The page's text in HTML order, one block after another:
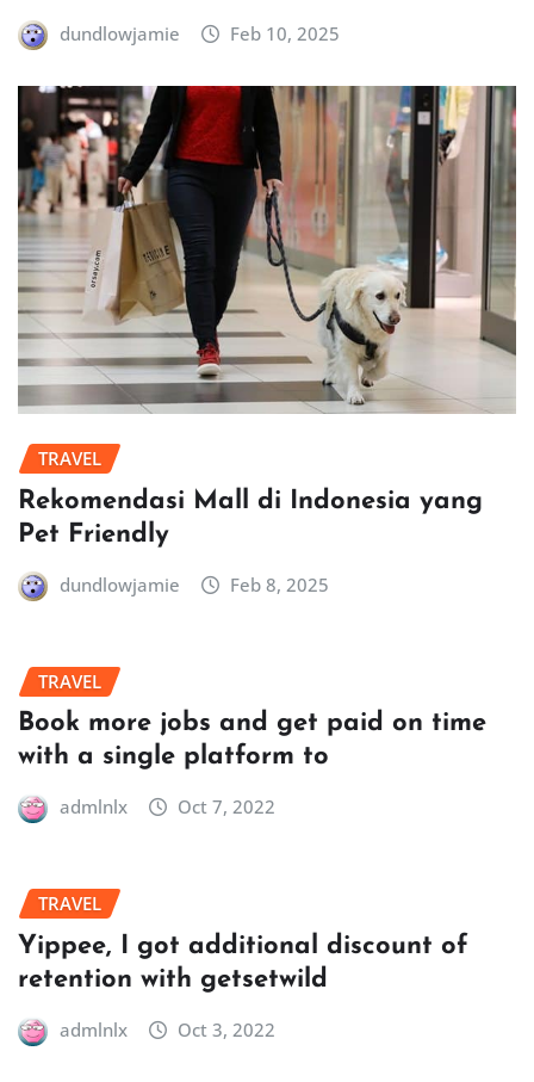
dundlowjamie Feb 10, 2025
TRAVEL
Rekomendasi Mall di Indonesia yang
Pet Friendly
dundlowjamie Feb 8, 2025
TRAVEL
Book more jobs and get paid on time
with a single platform to
admlnlx Oct 7, 2022
TRAVEL
Yippee, I got additional discount of
retention with getsetwild
admlnlx Oct 3, 2022